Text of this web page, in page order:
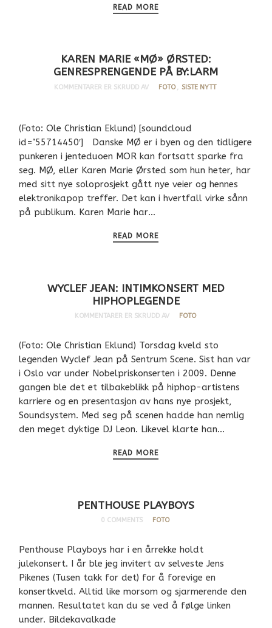
READ MORE
KAREN MARIE «MØ» ØRSTED:
GENRESPRENGENDE PÅ BY:LARM
KOMMENTARER ER SKRUDD AV FOTO, SISTE NYTT
(Foto: Ole Christian Eklund) [soundcloud
id=’55714450′] Danske MØ er i byen og den tidligere
punkeren i jenteduoen MOR kan fortsatt sparke fra
seg. MØ, eller Karen Marie Ørsted som hun heter, har
med sitt nye soloprosjekt gått nye veier og hennes
elektronikapop treffer. Det kan i hvertfall virke sånn
på publikum. Karen Marie har…
READ MORE
WYCLEF JEAN: INTIMKONSERT MED
HIPHOPLEGENDE
KOMMENTARER ER SKRUDD AV FOTO
(Foto: Ole Christian Eklund) Torsdag kveld sto
legenden Wyclef Jean på Sentrum Scene. Sist han var
i Oslo var under Nobelpriskonserten i 2009. Denne
gangen ble det et tilbakeblikk på hiphop-artistens
karriere og en presentasjon av hans nye prosjekt,
Soundsystem. Med seg på scenen hadde han nemlig
den meget dyktige DJ Leon. Likevel klarte han…
READ MORE
PENTHOUSE PLAYBOYS
0 COMMENTS FOTO
Penthouse Playboys har i en årrekke holdt
julekonsert. I år ble jeg invitert av selveste Jens
Pikenes (Tusen takk for det) for å forevige en
konsertkveld. Alltid like morsom og sjarmerende den
mannen. Resultatet kan du se ved å følge linken
under. Bildekavalkade